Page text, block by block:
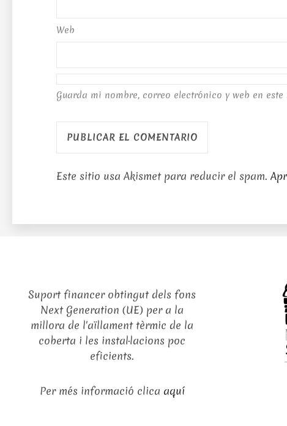
Web
Guarda mi nombre, correo electrónico y web en
Este sitio usa Akismet para reducir el spam.
Suport financer obtingut dels fons
Next Generation (UE) per a la
millora de l'aïllament tèrmic de la
coberta i les instal·lacions poc
eficients.
Per més informació clica aquí